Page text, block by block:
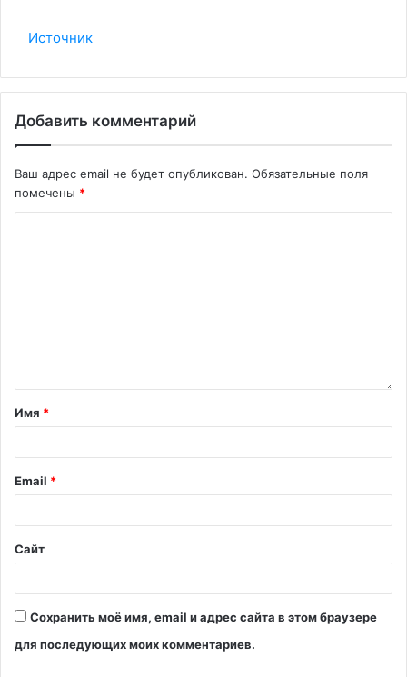
Источник
Добавить комментарий
Ваш адрес email не будет опубликован. Обязательные поля
помечены *
Имя *
Email *
Сайт
Сохранить моё имя, email и адрес сайта в этом браузере
для последующих моих комментариев.